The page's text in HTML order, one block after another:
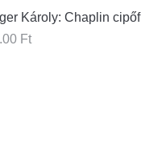
Károly: Chaplin
Ft